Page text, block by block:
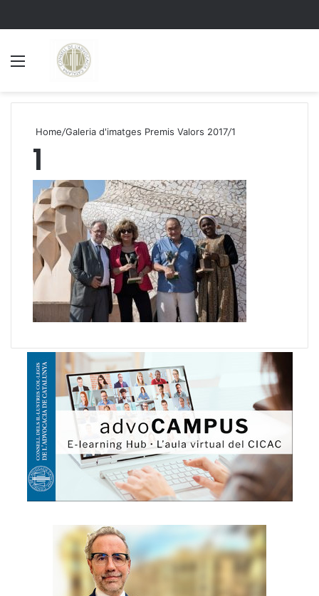
Home/Galeria d'imatges Premis Valors 2017/1
1